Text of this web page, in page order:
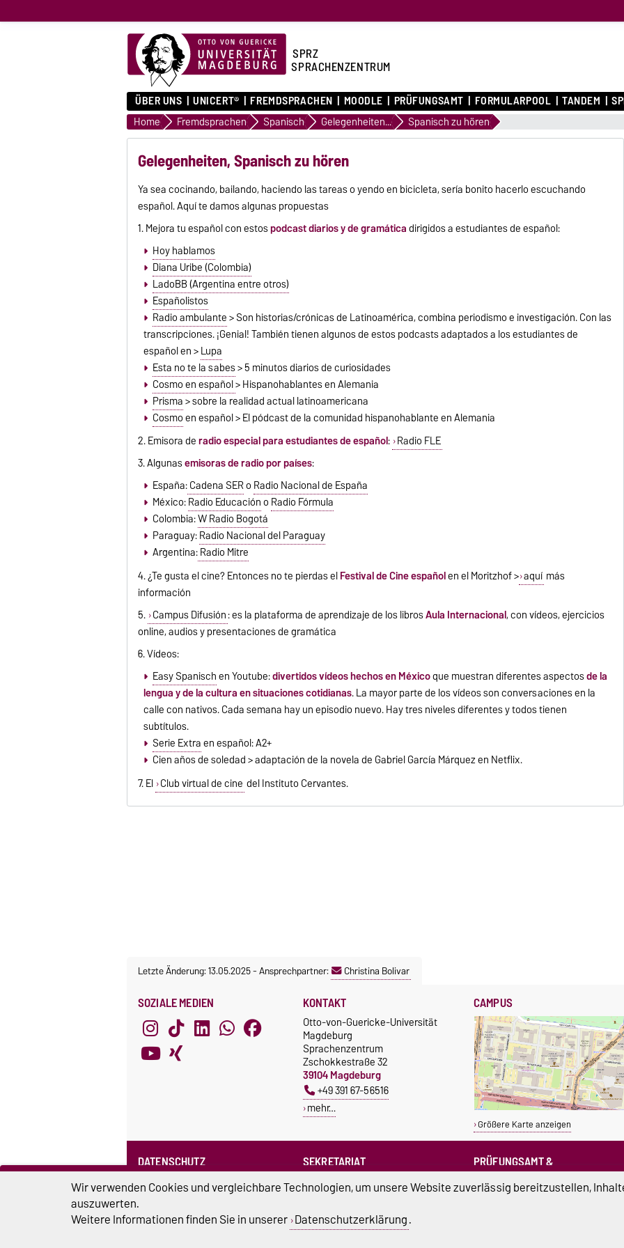
SPRZ
SPRACHENZENTRUM
ÜBER UNS UNICERT® FREMDSPRACHEN MOODLE PRÜFUNGSAMT FORMULARPOOL TANDEM
Home Fremdsprachen Spanisch Gelegenheiten... Spanisch zu hören
Gelegenheiten, Spanisch zu hören
Ya sea cocinando, bailando, haciendo las tareas o yendo en bicicleta, sería bonito hacerlo escuchando
español. Aquí te damos algunas propuestas
1. Mejora tu español con estospodcast diarios y de gramáticadirigidos a estudiantes de español:
Hoy hablamos
Diana Uribe (Colombia)
LadoBB (Argentina entre otros)
Españolistos
Radio ambulante> Son historias/crónicas de Latinoamérica, combina periodismo e investigación. Con las
transcripciones. ¡Genial! También tienen algunos de estos podcasts adaptados a los estudiantes de
español en >Lupa
Esta no te la sabes> 5 minutos diarios de curiosidades
Cosmo en español> Hispanohablantes en Alemania
Prisma> sobre la realidad actual latinoamericana
Cosmoen español > El pódcast de la comunidad hispanohablante en Alemania
2. Emisora deradio especial para estudiantes de español: Radio FLE
3. Algunasemisoras de radio por países:
España:Cadena SERo Radio Nacional de España
México:Radio Educacióno Radio Fórmula
Colombia:W Radio Bogotá
Paraguay:Radio Nacional del Paraguay
Argentina:Radio Mitre
4. ¿Te gusta el cine? Entonces no te pierdas elFestival de Cine españolen el Moritzhof > aquí más
información
5. Campus Difusión: es la plataforma de aprendizaje de los librosAula Internacional, con vídeos, ejercicios
online, audios y presentaciones de gramática
6. Vídeos:
Easy Spanischen Youtube:divertidos vídeos hechos en Méxicoque muestran diferentes aspectosdela
lengua y de la cultura en situaciones cotidianas. La mayor parte de los vídeos son conversaciones en la
calle con nativos. Cada semana hay un episodio nuevo. Hay tres niveles diferentes y todos tienen
subtítulos.
Serie Extraen español: A2+
Cien años de soledad > adaptación de la novela de Gabriel García Márquez en Netflix.
7. El Club virtual de cine del Instituto Cervantes.
Letzte Änderung: 13.05.2025-Ansprechpartner: Christina Bolivar
SOZIALE MEDIEN KONTAKT
Otto-von-Guericke-Universität
Magdeburg
Sprachenzentrum
Zschokkestraße 32
39104 Magdeburg
+49 391 67-56516
mehr…
CAMPUS
Größere Karte anzeigen
DATENSCHUTZ
Datenschutzerklärung des SPRZ
SEKRETARIAT
sprachenzentrum@ovgu.de
PRÜFUNGSAMT &
PRÜFUNGSAUSSCHUSS
Wir verwenden Cookies und vergleichbare Technologien, um unsere Website zuverlässig bereitzustellen,
auszuwerten.
Weitere Informationen finden Sie in unserer Datenschutzerklärung.